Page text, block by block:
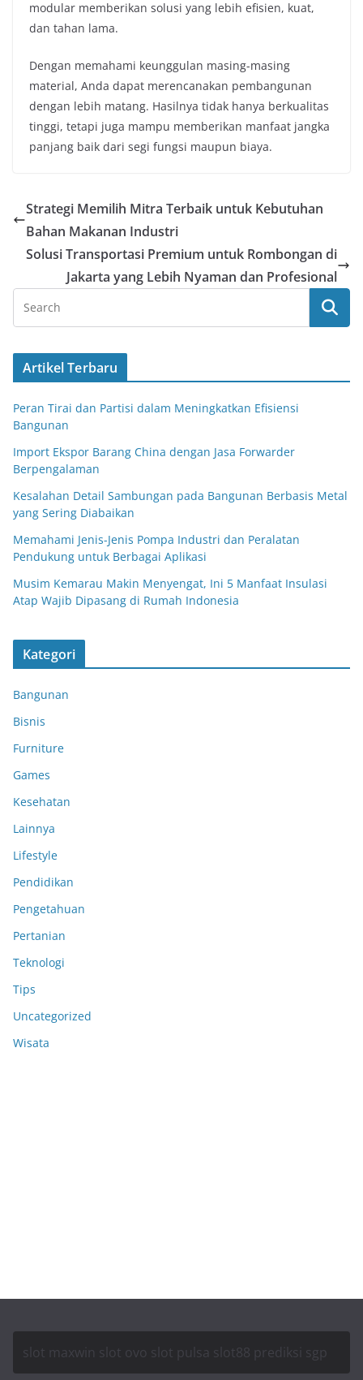
modular memberikan solusi yang lebih efisien, kuat,
dan tahan lama.
Dengan memahami keunggulan masing-masing
material, Anda dapat merencanakan pembangunan
dengan lebih matang. Hasilnya tidak hanya berkualitas
tinggi, tetapi juga mampu memberikan manfaat jangka
panjang baik dari segi fungsi maupun biaya.
Strategi Memilih Mitra Terbaik untuk Kebutuhan
Bahan Makanan Industri
Solusi Transportasi Premium untuk Rombongan di
Jakarta yang Lebih Nyaman dan Profesional
Artikel Terbaru
Peran Tirai dan Partisi dalam Meningkatkan Efisiensi
Bangunan
Import Ekspor Barang China dengan Jasa Forwarder
Berpengalaman
Kesalahan Detail Sambungan pada Bangunan Berbasis Metal
yang Sering Diabaikan
Memahami Jenis-Jenis Pompa Industri dan Peralatan
Pendukung untuk Berbagai Aplikasi
Musim Kemarau Makin Menyengat, Ini 5 Manfaat Insulasi
Atap Wajib Dipasang di Rumah Indonesia
Kategori
Bangunan
Bisnis
Furniture
Games
Kesehatan
Lainnya
Lifestyle
Pendidikan
Pengetahuan
Pertanian
Teknologi
Tips
Uncategorized
Wisata
slot maxwin slot ovo slot pulsa slot88 prediksi sgp